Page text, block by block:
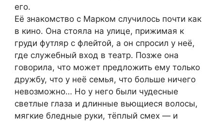
его.
Её знакомство с Марком случилось почти как
в кино. Она стояла на улице, прижимая к
груди футляр с флейтой, а он спросил у неё,
где служебный вход в театр. Позже она
говорила, что может предложить ему только
дружбу, что у неё семья, что больше ничего
невозможно… Но у него были чудесные
светлые глаза и длинные вьющиеся волосы,
мягкие бледные руки, тёплый смех — и